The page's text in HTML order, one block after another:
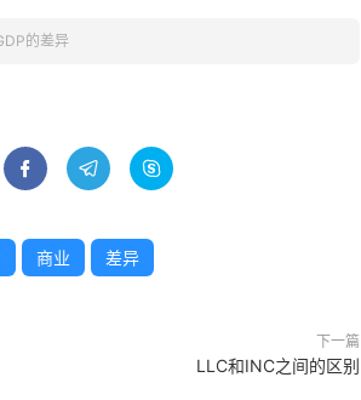
的差异
  
商业 差异
下一篇
LLC和INC之间的区别